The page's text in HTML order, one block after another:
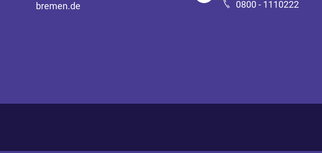
bremen.de
0800 - 1110222